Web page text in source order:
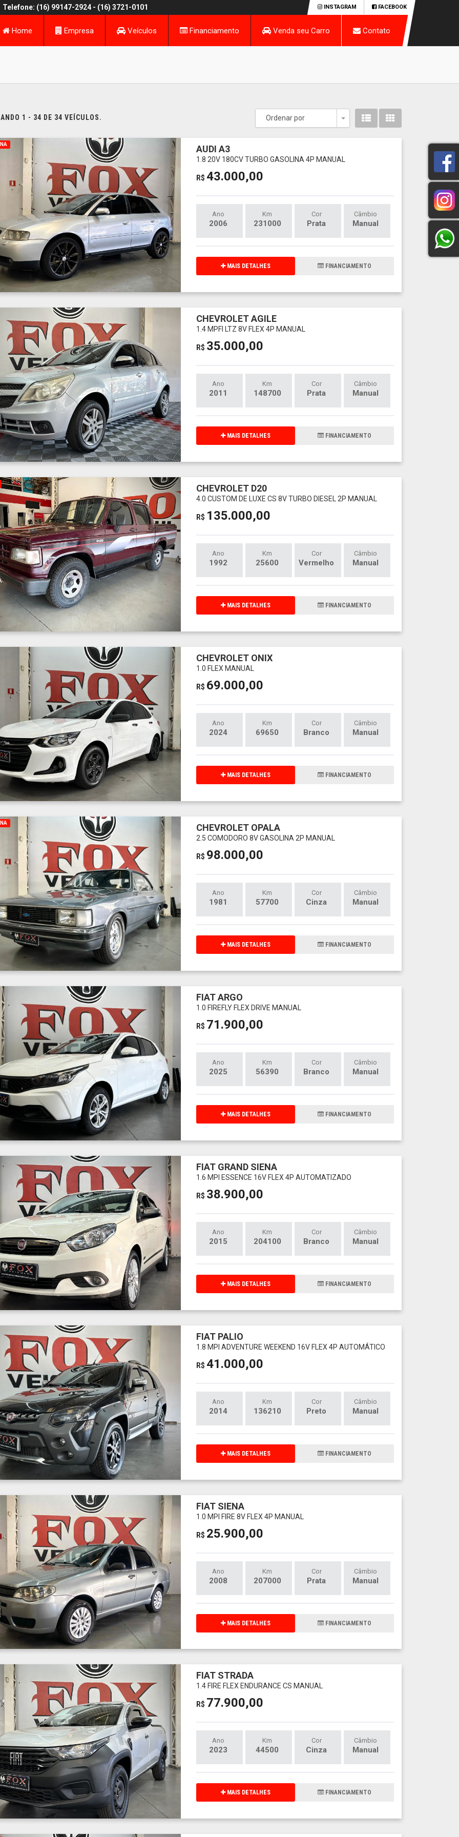
Telefone: (16) 99147-2924 - (16) 3721-0101 INSTAGRAM FACEBOOK
Home Empresa Veículos Financiamento Venda seu Carro Contato
1 - 34 DE 34 VEÍCULOS. Ordenar por
Toggle Dropdown
AUDI A3
1.8 20V 180CV TURBO GASOLINA 4P MANUAL
R$ 43.000,00
Ano
2006
Km
231000
Cor
Prata
Câmbio
Manual
MAIS DETALHES FINANCIAMENTO
CHEVROLET AGILE
1.4 MPFI LTZ 8V FLEX 4P MANUAL
R$ 35.000,00
Ano
2011
Km
148700
Cor
Prata
Câmbio
Manual
MAIS DETALHES FINANCIAMENTO
CHEVROLET D20
4.0 CUSTOM DE LUXE CS 8V TURBO DIESEL 2P MANUAL
R$ 135.000,00
Ano
1992
Km
25600
Cor
Vermelho
Câmbio
Manual
MAIS DETALHES FINANCIAMENTO
CHEVROLET ONIX
1.0 FLEX MANUAL
R$ 69.000,00
Ano
2024
Km
69650
Cor
Branco
Câmbio
Manual
MAIS DETALHES FINANCIAMENTO
CHEVROLET OPALA
2.5 COMODORO 8V GASOLINA 2P MANUAL
R$ 98.000,00
Ano
1981
Km
57700
Cor
Cinza
Câmbio
Manual
MAIS DETALHES FINANCIAMENTO
FIAT ARGO
1.0 FIREFLY FLEX DRIVE MANUAL
R$ 71.900,00
Ano
2025
Km
56390
Cor
Branco
Câmbio
Manual
MAIS DETALHES FINANCIAMENTO
FIAT GRAND SIENA
1.6 MPI ESSENCE 16V FLEX 4P AUTOMATIZADO
R$ 38.900,00
Ano
2015
Km
204100
Cor
Branco
Câmbio
Manual
MAIS DETALHES FINANCIAMENTO
FIAT PALIO
1.8 MPI ADVENTURE WEEKEND 16V FLEX 4P AUTOMÁTICO
R$ 41.000,00
Ano
2014
Km
136210
Cor
Preto
Câmbio
Manual
MAIS DETALHES FINANCIAMENTO
FIAT SIENA
1.0 MPI FIRE 8V FLEX 4P MANUAL
R$ 25.900,00
Ano
2008
Km
207000
Cor
Prata
Câmbio
Manual
MAIS DETALHES FINANCIAMENTO
FIAT STRADA
1.4 FIRE FLEX ENDURANCE CS MANUAL
R$ 77.900,00
Ano
2023
Km
44500
Cor
Cinza
Câmbio
Manual
MAIS DETALHES FINANCIAMENTO